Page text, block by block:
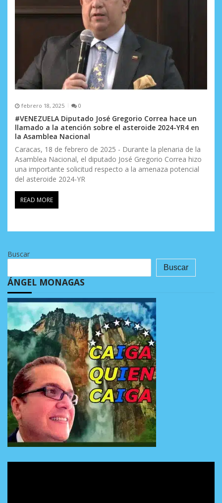
febrero 18, 2025 0
#VENEZUELA Diputado José Gregorio Correa hace un
llamado a la atención sobre el asteroide 2024-YR4 en
la Asamblea Nacional
Caracas, 18 de febrero de 2025 - Durante la plenaria de la
Asamblea Nacional, el diputado José Gregorio Correa hizo
una importante solicitud respecto a la amenaza potencial
del asteroide 2024-YR
READ MORE
Buscar
Buscar
ÁNGEL MONAGAS